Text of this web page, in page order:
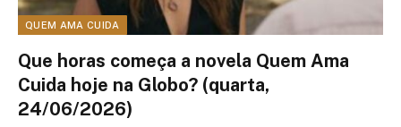
QUEM AMA CUIDA
Que horas começa a novela Quem Ama
Cuida hoje na Globo? (quarta,
24/06/2026)